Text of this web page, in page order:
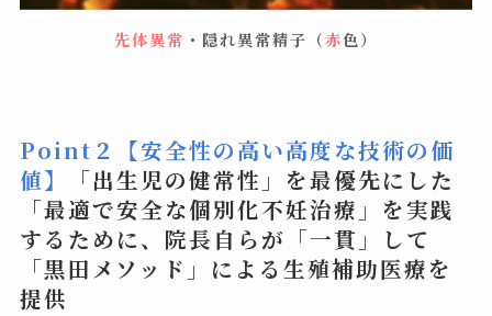
先体異常 ・隠れ異常精子（赤色）
Point２
【安全性の高い高度な技術の価
値】
「出生児の健常性」を最優先にした
「最適で安全な個別化不妊治療」を実践
するために、院長自らが「一貫」して
「黒田メソッド」による生殖補助医療を
提供